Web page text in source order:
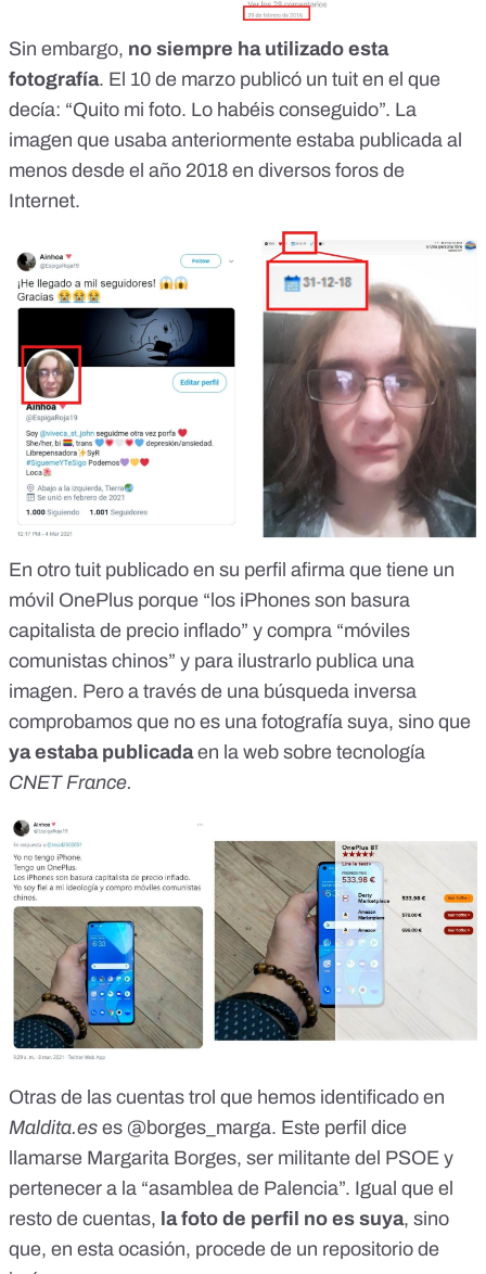
Sin embargo, no siempre ha utilizado esta
fotografía. El 10 de marzo publicó un tuit en el que
decía: “Quito mi foto. Lo habéis conseguido”. La
imagen que usaba anteriormente estaba publicada al
menos desde el año 2018 en diversos foros de
Internet.
En otro tuit publicado en su perfil afirma que tiene un
móvil OnePlus porque “los iPhones son basura
capitalista de precio inflado” y compra “móviles
comunistas chinos” y para ilustrarlo publica una
imagen. Pero a través de una búsqueda inversa
comprobamos que no es una fotografía suya, sino que
ya estaba publicadaen la web sobre tecnología
CNET France.
Otras de las cuentas trol que hemos identificado en
Maldita.es es @borges_marga. Este perfil dice
llamarse Margarita Borges, ser militante del PSOE y
pertenecer a la “asamblea de Palencia”. Igual que el
resto de cuentas, la foto de perfil no es suya, sino
que, en esta ocasión, procede de un repositorio de